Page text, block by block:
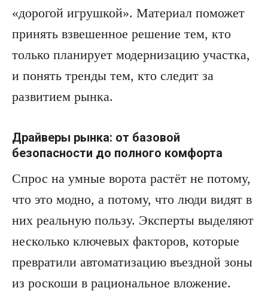
«дорогой игрушкой». Материал поможет
принять взвешенное решение тем, кто
только планирует модернизацию участка,
и понять тренды тем, кто следит за
развитием рынка.
Драйверы рынка: от базовой
безопасности до полного комфорта
Спрос на умные ворота растёт не потому,
что это модно, а потому, что люди видят в
них реальную пользу. Эксперты выделяют
несколько ключевых факторов, которые
превратили автоматизацию въездной зоны
из роскоши в рациональное вложение.